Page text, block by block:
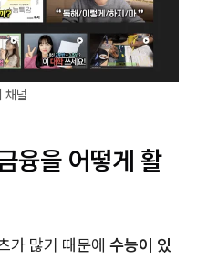
채널
융을 어떻게 활
가 많기 때문에 수능이 있